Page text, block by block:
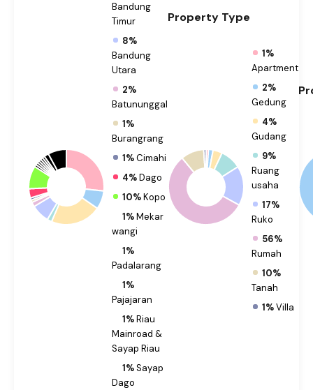
Bandung
Timur
8%
Bandung
Utara
2%
Batununggal
1%
Burangrang
1%Cimahi
4%Dago
10%Kopo
1%Mekar
wangi
1%
Padalarang
1%
Pajajaran
1%Riau
Mainroad &
Sayap Riau
1%Sayap
Dago
Property Type
1%
Apartment
2%
Gedung
4%
Gudang
9%
Ruang
usaha
17%
Ruko
56%
Rumah
10%
Tanah
1%Villa